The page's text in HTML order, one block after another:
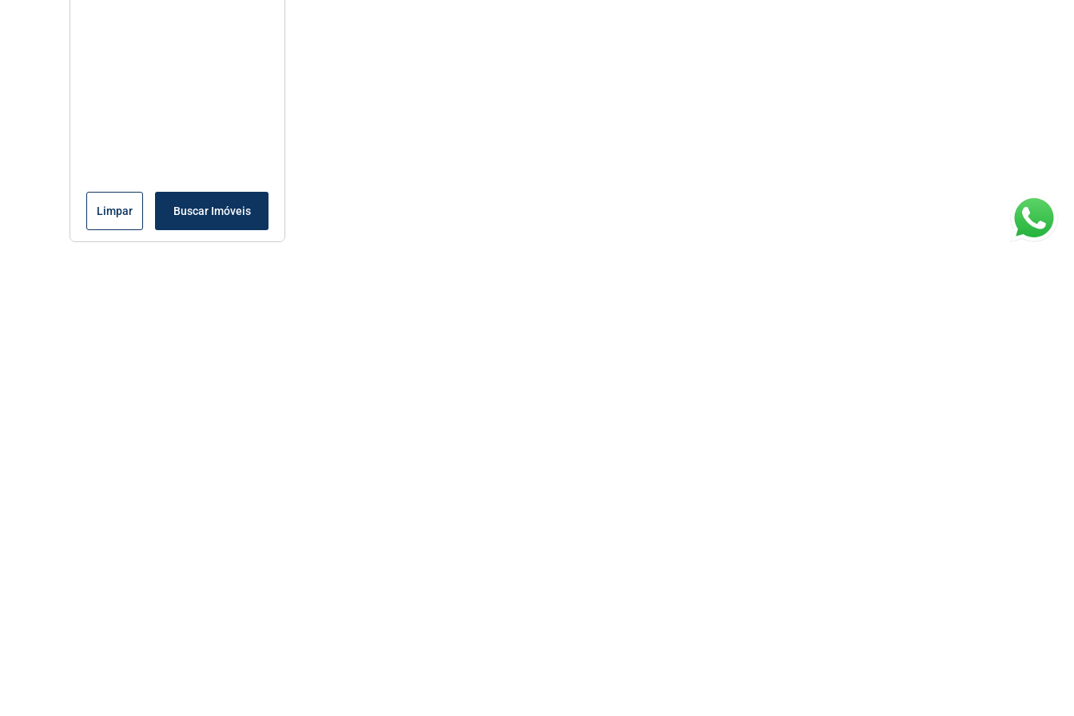
Limpar Buscar Imóveis